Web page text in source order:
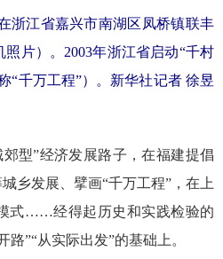
浙江省嘉兴市南湖区凤桥镇联丰
片）。2003年浙江省启动“千村
“千万工程”）。新华社记者 徐昱
型”经济发展路子，在福建提倡
乡发展、擘画“千万工程”，在上
式……经得起历史和实践检验的
”“从实际出发”的基础上。